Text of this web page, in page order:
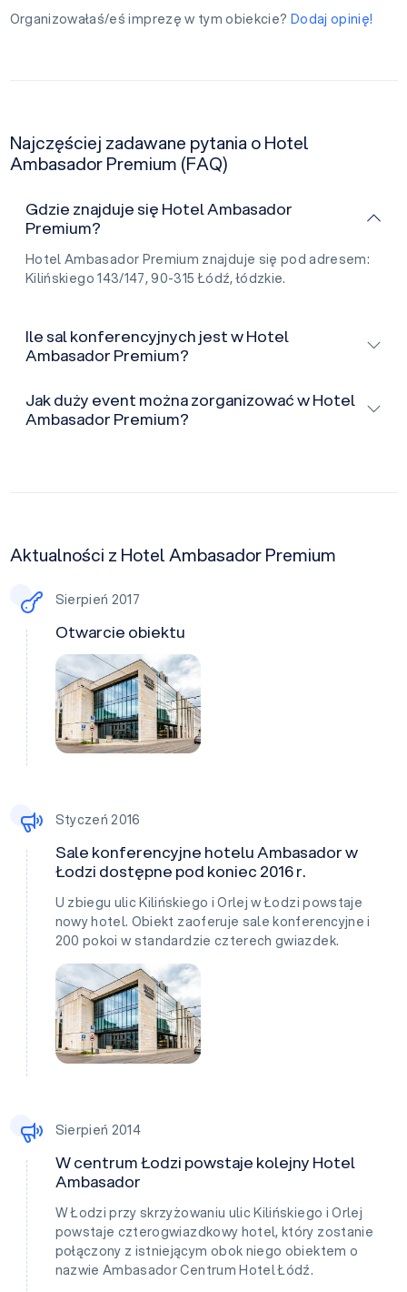
Organizowałaś/eś imprezę w tym obiekcie? Dodaj opinię!
Najczęściej zadawane pytania o Hotel
Ambasador Premium (FAQ)
Gdzie znajduje się Hotel Ambasador
Premium?
Hotel Ambasador Premium znajduje się pod adresem:
Kilińskiego 143/147, 90-315 Łódź, łódzkie.
Ile sal konferencyjnych jest w Hotel
Ambasador Premium?
Jak duży event można zorganizować w Hotel
Ambasador Premium?
Aktualności z Hotel Ambasador Premium
Sierpień 2017
Otwarcie obiektu
Styczeń 2016
Sale konferencyjne hotelu Ambasador w
Łodzi dostępne pod koniec 2016 r.
U zbiegu ulic Kilińskiego i Orlej w Łodzi powstaje
nowy hotel. Obiekt zaoferuje sale konferencyjne i
200 pokoi w standardzie czterech gwiazdek.
Sierpień 2014
W centrum Łodzi powstaje kolejny Hotel
Ambasador
W Łodzi przy skrzyżowaniu ulic Kilińskiego i Orlej
powstaje czterogwiazdkowy hotel, który zostanie
połączony z istniejącym obok niego obiektem o
nazwie Ambasador Centrum Hotel Łódź.